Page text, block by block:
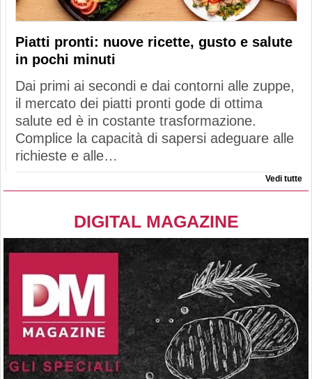
Piatti pronti: nuove ricette, gusto e salute
in pochi minuti
Dai primi ai secondi e dai contorni alle zuppe,
il mercato dei piatti pronti gode di ottima
salute ed è in costante trasformazione.
Complice la capacità di sapersi adeguare alle
richieste e alle…
Vedi tutte
DIGITAL MAGAZINE